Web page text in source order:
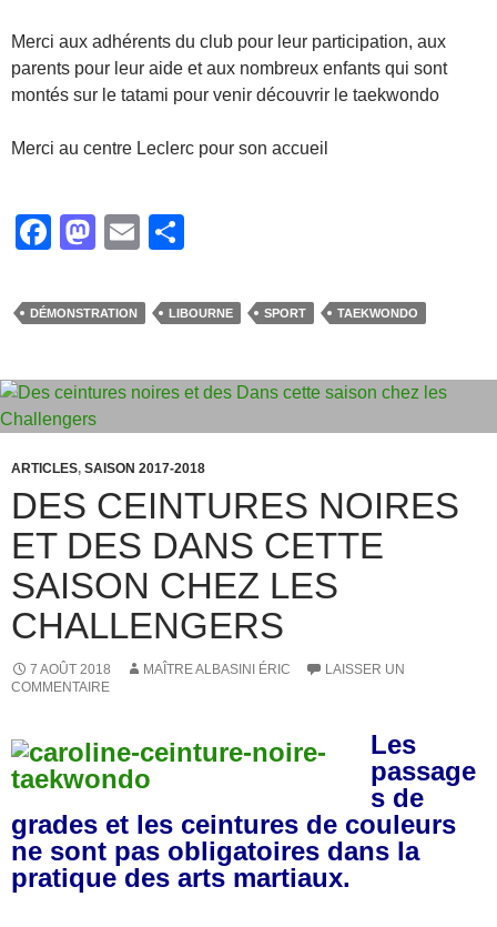
Merci aux adhérents du club pour leur participation, aux
parents pour leur aide et aux nombreux enfants qui sont
montés sur le tatami pour venir découvrir le taekwondo
Merci au centre Leclerc pour son accueil
F
c
b
o
o
k
M
st
d
o
n
E
ail ta
er
DÉMONSTRATION LIBOURNE SPORT TAEKWONDO
ARTICLES, SAISON 2017-2018
DES CEINTURES NOIRES
ET DES DANS CETTE
SAISON CHEZ LES
CHALLENGERS
7 AOÛT 2018 MAÎTRE ALBASINI ÉRIC
LAISSER UN
COMMENTAIRE
Les
passage
s de
grades et les ceintures de couleurs
ne sont pas obligatoires dans la
pratique des arts martiaux.